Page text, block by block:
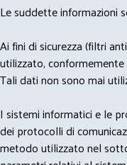
Le suddette informazioni
Ai fini di sicurezza (filtri
utilizzato,
Tali dati non sono mai
I sistemi informatici e le
dei protocolli di
metodo utilizzato nel